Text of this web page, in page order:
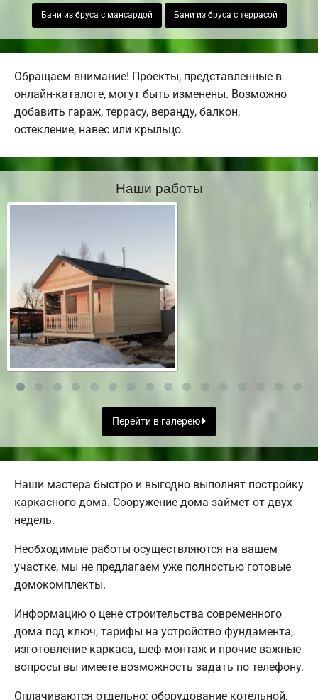
Бани из бруса с мансардой Бани из бруса с террасой
Обращаем внимание! Проекты, представленные в
онлайн-каталоге, могут быть изменены. Возможно
добавить гараж, террасу, веранду, балкон,
остекление, навес или крыльцо.
Наши работы
Перейти в галерею
Наши мастера быстро и выгодно выполнят постройку
каркасного дома. Сооружение дома займет от двух
недель.
Необходимые работы осуществляются на вашем
участке, мы не предлагаем уже полностью готовые
домокомплекты.
Информацию о цене строительства современного
дома под ключ, тарифы на устройство фундамента,
изготовление каркаса, шеф-монтаж и прочие важные
вопросы вы имеете возможность задать по телефону.
Оплачиваются отдельно: оборудование котельной,